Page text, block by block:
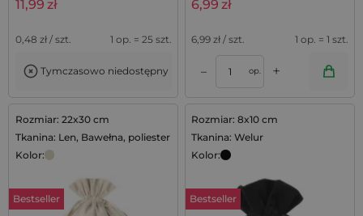
11,99 zł
0,48 zł / szt. 1 op. = 25 szt.
Tymczasowo niedostępny
6,99 zł
6,99 zł / szt. 1 op. = 1 szt.
– op. +
Rozmiar: 22x30 cm
Tkanina: Len, Bawełna, poliester
Kolor:
Bestseller
Rozmiar: 8x10 cm
Tkanina: Welur
Kolor:
Bestseller